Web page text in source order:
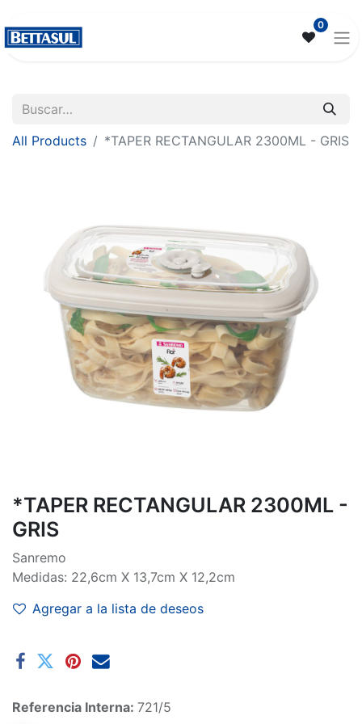
0
All Products *TAPER RECTANGULAR 2300ML - GRIS
*TAPER RECTANGULAR 2300ML -
GRIS
Sanremo
Medidas: 22,6cm X 13,7cm X 12,2cm
Agregar a la lista de deseos
Referencia Interna: 721/5